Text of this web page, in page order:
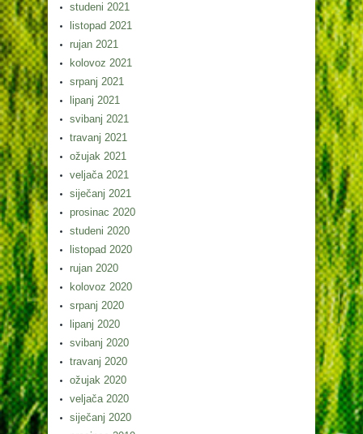
studeni 2021
listopad 2021
rujan 2021
kolovoz 2021
srpanj 2021
lipanj 2021
svibanj 2021
travanj 2021
ožujak 2021
veljača 2021
siječanj 2021
prosinac 2020
studeni 2020
listopad 2020
rujan 2020
kolovoz 2020
srpanj 2020
lipanj 2020
svibanj 2020
travanj 2020
ožujak 2020
veljača 2020
siječanj 2020